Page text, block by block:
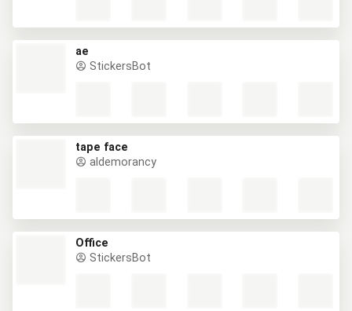
ae
StickersBot
tape face
aldemorancy
Office
StickersBot